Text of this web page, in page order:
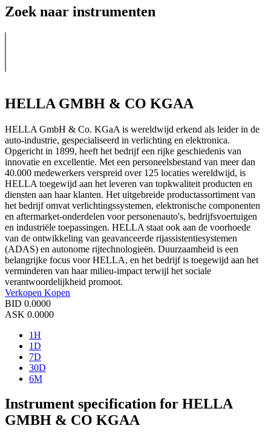
Zoek naar instrumenten
HELLA GMBH & CO KGAA
HELLA GmbH & Co. KGaA is wereldwijd erkend als leider in de
auto-industrie, gespecialiseerd in verlichting en elektronica.
Opgericht in 1899, heeft het bedrijf een rijke geschiedenis van
innovatie en excellentie. Met een personeelsbestand van meer dan
40.000 medewerkers verspreid over 125 locaties wereldwijd, is
HELLA toegewijd aan het leveren van topkwaliteit producten en
diensten aan haar klanten. Het uitgebreide productassortiment van
het bedrijf omvat verlichtingssystemen, elektronische componenten
en aftermarket-onderdelen voor personenauto's, bedrijfsvoertuigen
en industriële toepassingen. HELLA staat ook aan de voorhoede
van de ontwikkeling van geavanceerde rijassistentiesystemen
(ADAS) en autonome rijtechnologieën. Duurzaamheid is een
belangrijke focus voor HELLA, en het bedrijf is toegewijd aan het
verminderen van haar milieu-impact terwijl het sociale
verantwoordelijkheid promoot.
Verkopen Kopen
BID 0.0000
ASK 0.0000
1H
1D
7D
30D
6M
Instrument specification for HELLA
GMBH & CO KGAA